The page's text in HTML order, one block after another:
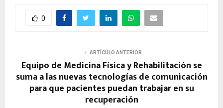
0
ARTÍCULO ANTERIOR
Equipo de Medicina Física y Rehabilitación se
suma a las nuevas tecnologías de comunicación
para que pacientes puedan trabajar en su
recuperación